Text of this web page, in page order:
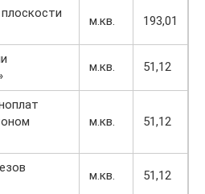
м.кв. 193,01
м.кв. 51,12
м.кв. 51,12
м.кв. 51,12